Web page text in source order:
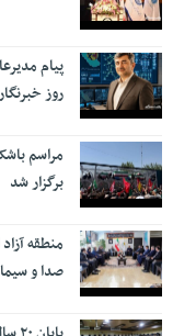
پیام
روز
مراسم
برگزار شد
منطقه
صدا و سیما